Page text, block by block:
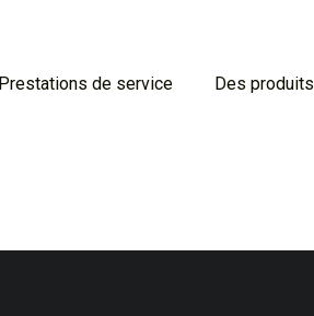
Prestations de service Des produits